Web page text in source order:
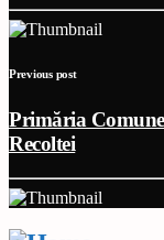
Previous post
Primăria
Recoltei